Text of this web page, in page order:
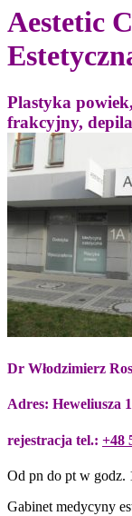
Aestetic
Plastyka
frakcyjny,
Dr Włodzimierz
Adres: Heweliusza
rejestracja tel.: +48
Od pn do pt w godz.
Gabinet medycyny